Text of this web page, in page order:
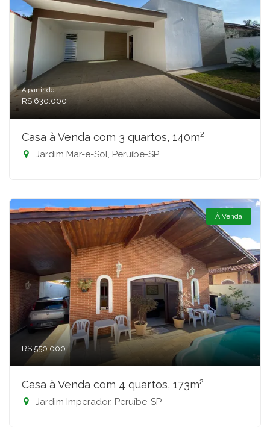
A partir de:
R$ 630.000
Casa à Venda com 3 quartos, 140m²
Jardim Mar-e-Sol, Peruíbe-SP
À Venda
R$ 550.000
Casa à Venda com 4 quartos, 173m²
Jardim Imperador, Peruíbe-SP